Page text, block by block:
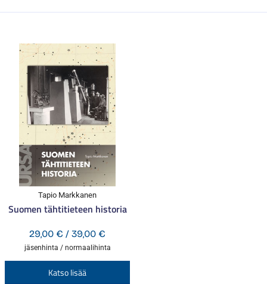
Tapio Markkanen
Suomen tähtitieteen historia
29,00 € / 39,00 €
29,00 €
-
jäsenhinta / normaalihinta
Katso lisää